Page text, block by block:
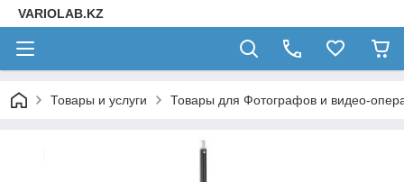
VARIOLAB.KZ
Товары и услуги Товары для Фотографов и видео-